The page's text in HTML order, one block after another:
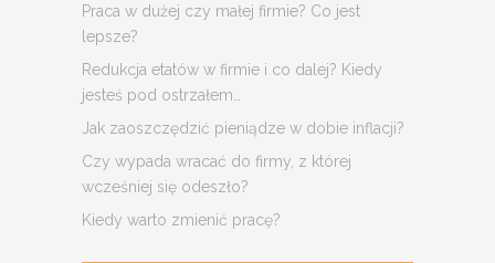
Praca w dużej czy małej firmie? Co jest
lepsze?
Redukcja etatów w firmie i co dalej? Kiedy
jesteś pod ostrzałem…
Jak zaoszczędzić pieniądze w dobie inflacji?
Czy wypada wracać do firmy, z której
wcześniej się odeszło?
Kiedy warto zmienić pracę?